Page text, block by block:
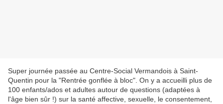
Super journée passée au Centre-Social Vermandois à Saint-
Quentin pour la "Rentrée gonflée à bloc". On y a accueilli plus de
100 enfants/ados et adultes autour de questions (adaptées à
l'âge bien sûr !) sur la santé affective, sexuelle, le consentement,